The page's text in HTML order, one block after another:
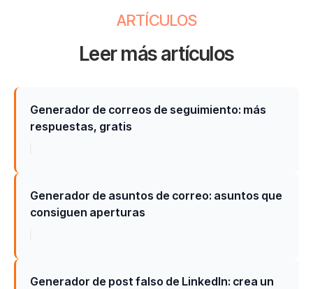
ARTÍCULOS
Leer más artículos
Generador de correos de seguimiento: más
respuestas, gratis
Generador de asuntos de correo: asuntos que
consiguen aperturas
Generador de post falso de LinkedIn: crea un